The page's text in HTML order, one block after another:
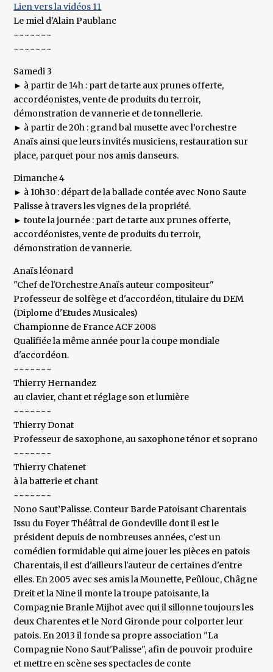
Lien vers la vidéos 11
Le miel d'Alain Paublanc
~~~~~~~
~~~~~~~
Samedi 3
► à partir de 14h : part de tarte aux prunes offerte,
accordéonistes, vente de produits du terroir,
démonstration de vannerie et de tonnellerie.
► à partir de 20h : grand bal musette avec l’orchestre
Anaïs ainsi que leurs invités musiciens, restauration sur
place, parquet pour nos amis danseurs.
Dimanche 4
► à 10h30 : départ de la ballade contée avec Nono Saute
Palisse à travers les vignes de la propriété.
► toute la journée : part de tarte aux prunes offerte,
accordéonistes, vente de produits du terroir,
démonstration de vannerie.
Anaïs léonard
"Chef de l'Orchestre Anaïs auteur compositeur"
Professeur de solfège et d'accordéon, titulaire du DEM
(Diplome d'Etudes Musicales)
Championne de France ACF 2008
Qualifiée la même année pour la coupe mondiale
d'accordéon.
~~~~~~~
Thierry Hernandez
au clavier, chant et réglage son et lumière
~~~~~~~
Thierry Donat
Professeur de saxophone, au saxophone ténor et soprano
~~~~~~~
Thierry Chatenet
à la batterie et chant
~~~~~~~
Nono Saut’Palisse. Conteur Barde Patoisant Charentais
Issu du Foyer Théâtral de Gondeville dont il est le
président depuis de nombreuses années, c'est un
comédien formidable qui aime jouer les pièces en patois
Charentais, il est d'ailleurs l'auteur de certaines d'entre
elles. En 2005 avec ses amis la Mounette, Peûlouc, Châgne
Dreit et la Nine il monte la troupe patoisante, la
Compagnie Branle Mijhot avec qui il sillonne toujours les
deux Charentes et le Nord Gironde pour colporter leur
patois. En 2013 il fonde sa propre association "La
Compagnie Nono Saut'Palisse", afin de pouvoir produire
et mettre en scène ses spectacles de conte